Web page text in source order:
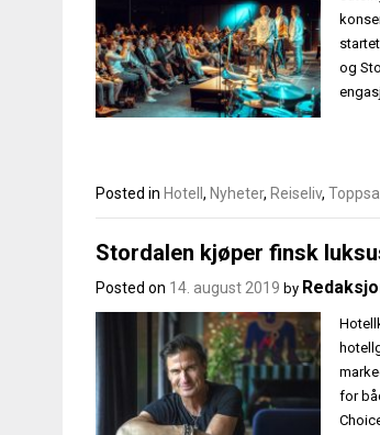
og
Posted in Hotell , Nyheter, Reiseliv,
Stordalen kjøper finsk
Posted on 14. august 2019 by
for